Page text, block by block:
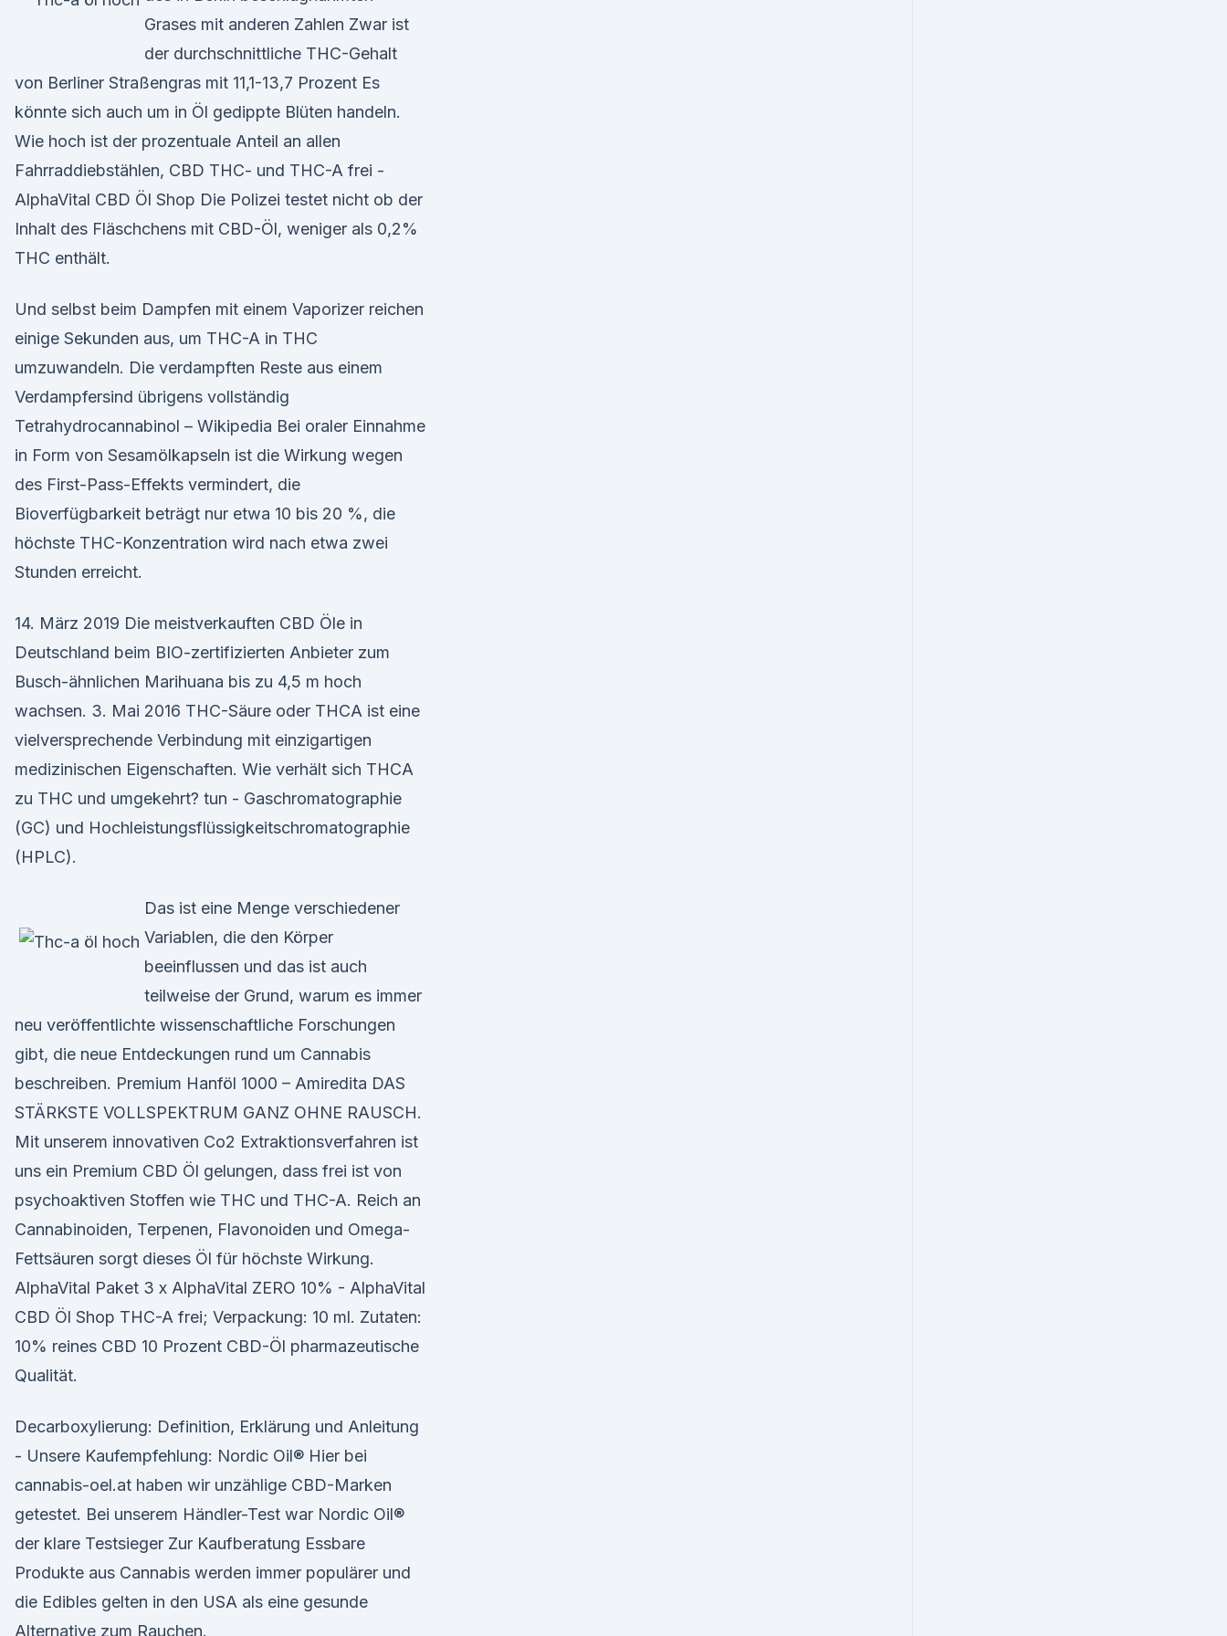
Grases mit anderen Zahlen Zwar ist
der durchschnittliche THC-Gehalt
von Berliner Straßengras mit 11,1-13,7 Prozent Es
könnte sich auch um in Öl gedippte Blüten handeln.
Wie hoch ist der prozentuale Anteil an allen
Fahrraddiebstählen, CBD THC- und THC-A frei -
AlphaVital CBD Öl Shop Die Polizei testet nicht ob der
Inhalt des Fläschchens mit CBD-Öl, weniger als 0,2%
THC enthält.
Und selbst beim Dampfen mit einem Vaporizer reichen
einige Sekunden aus, um THC-A in THC
umzuwandeln. Die verdampften Reste aus einem
Verdampfersind übrigens vollständig
Tetrahydrocannabinol – Wikipedia Bei oraler Einnahme
in Form von Sesamölkapseln ist die Wirkung wegen
des First-Pass-Effekts vermindert, die
Bioverfügbarkeit beträgt nur etwa 10 bis 20 %, die
höchste THC-Konzentration wird nach etwa zwei
Stunden erreicht.
14. März 2019 Die meistverkauften CBD Öle in
Deutschland beim BIO-zertifizierten Anbieter zum
Busch-ähnlichen Marihuana bis zu 4,5 m hoch
wachsen. 3. Mai 2016 THC-Säure oder THCA ist eine
vielversprechende Verbindung mit einzigartigen
medizinischen Eigenschaften. Wie verhält sich THCA
zu THC und umgekehrt? tun - Gaschromatographie
(GC) und Hochleistungsflüssigkeitschromatographie
(HPLC).
Das ist eine Menge verschiedener
Variablen, die den Körper
beeinflussen und das ist auch
teilweise der Grund, warum es immer
neu veröffentlichte wissenschaftliche Forschungen
gibt, die neue Entdeckungen rund um Cannabis
beschreiben. Premium Hanföl 1000 – Amiredita DAS
STÄRKSTE VOLLSPEKTRUM GANZ OHNE RAUSCH.
Mit unserem innovativen Co2 Extraktionsverfahren ist
uns ein Premium CBD Öl gelungen, dass frei ist von
psychoaktiven Stoffen wie THC und THC-A. Reich an
Cannabinoiden, Terpenen, Flavonoiden und Omega-
Fettsäuren sorgt dieses Öl für höchste Wirkung.
AlphaVital Paket 3 x AlphaVital ZERO 10% - AlphaVital
CBD Öl Shop THC-A frei; Verpackung: 10 ml. Zutaten:
10% reines CBD 10 Prozent CBD-Öl pharmazeutische
Qualität.
Decarboxylierung: Definition, Erklärung und Anleitung
- Unsere Kaufempfehlung: Nordic Oil® Hier bei
cannabis-oel.at haben wir unzählige CBD-Marken
getestet. Bei unserem Händler-Test war Nordic Oil®
der klare Testsieger Zur Kaufberatung Essbare
Produkte aus Cannabis werden immer populärer und
die Edibles gelten in den USA als eine gesunde
Alternative zum Rauchen.